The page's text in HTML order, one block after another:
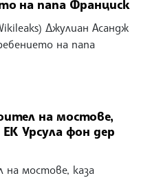
на папа Франциск
Джулиан Асандж
на папа
на мостове,
Урсула фон дер
мостове, каза